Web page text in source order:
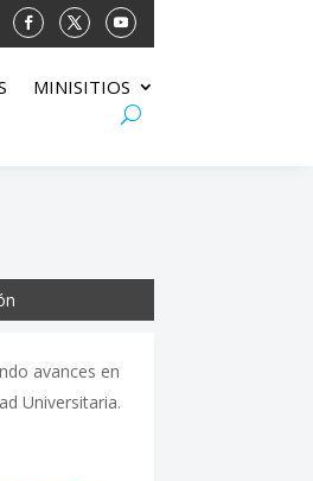
MINISITIOS
avances en
Universitaria.